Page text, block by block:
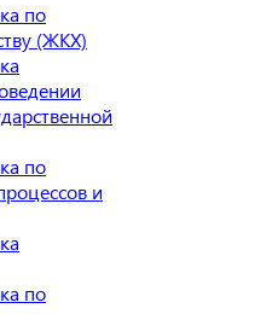
по
(ЖКХ)
по
и
по